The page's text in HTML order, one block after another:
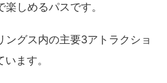
しめるパスです。
ングス内の主要3アトラクショ
ます。